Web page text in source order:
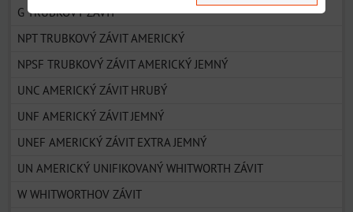
G TRUBKOVÝ ZÁVIT
NPT TRUBKOVÝ ZÁVIT AMERICKÝ
NPSF TRUBKOVÝ ZÁVIT AMERICKÝ JEMNÝ
UNC AMERICKÝ ZÁVIT HRUBÝ
UNF AMERICKÝ ZÁVIT JEMNÝ
UNEF AMERICKÝ ZÁVIT EXTRA JEMNÝ
UN AMERICKÝ UNIFIKOVANÝ WHITWORTH ZÁVIT
W WHITWORTHOV ZÁVIT